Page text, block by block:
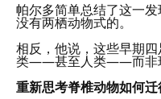
帕尔多简单总结了这一
没有两栖动物式的。
相反，他说，这些早期
类——甚至人类——而非
重新思考脊椎动物如何